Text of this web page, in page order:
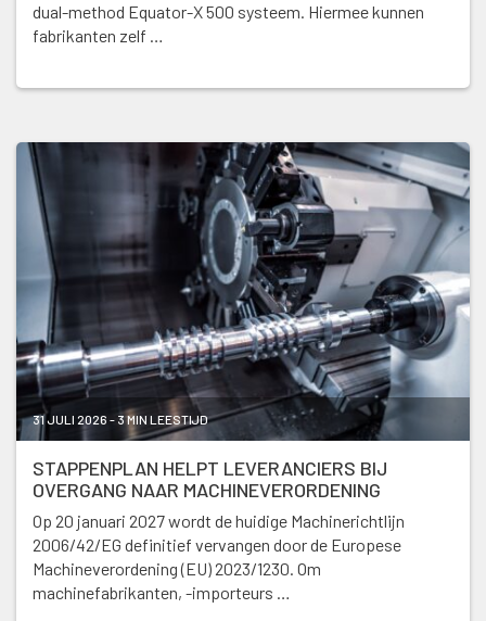
dual-method Equator-X 500 systeem. Hiermee kunnen
fabrikanten zelf …
31 JULI 2026 - 3 MIN LEESTIJD
STAPPENPLAN HELPT LEVERANCIERS BIJ
OVERGANG NAAR MACHINEVERORDENING
Op 20 januari 2027 wordt de huidige Machinerichtlijn
2006/42/EG definitief vervangen door de Europese
Machineverordening (EU) 2023/1230. Om
machinefabrikanten, -importeurs …